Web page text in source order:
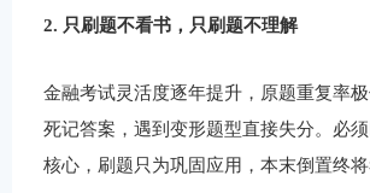
2. 只刷题不看书，只刷题不理解
金融考试灵活度逐年提升，原题重复率极
死记答案，遇到变形题型直接失分。必
核心，刷题只为巩固应用，本末倒置终将